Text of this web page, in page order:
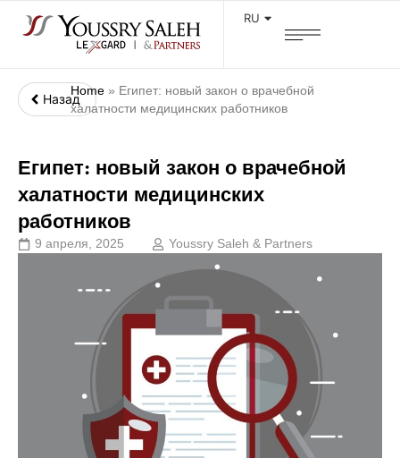
RU
Назад
Home » Египет: новый закон о врачебной
халатности медицинских работников
Египет: новый закон о врачебной
халатности медицинских
работников
9 апреля, 2025 Youssry Saleh & Partners